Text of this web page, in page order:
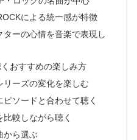
による統一感が特徴
ーの心情を音楽で表現し
おすすめの楽しみ方
リーズの変化を楽しむ
ソードと合わせて聴く
較しながら聴く
から選ぶ